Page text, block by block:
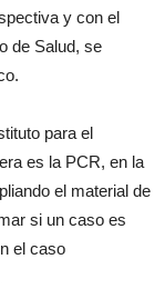
y con el
de Salud, se
para el
es la PCR, en la
el material de
si un caso es
el caso